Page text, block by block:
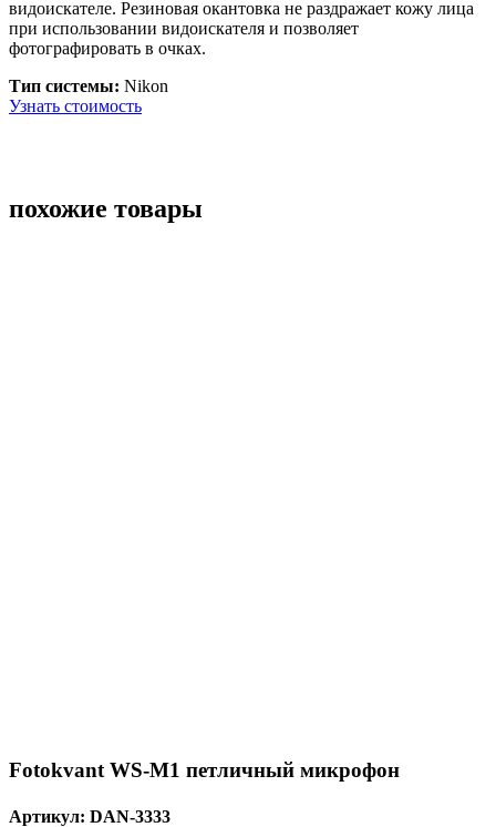
видоискателе. Резиновая окантовка не раздражает кожу лица
при использовании видоискателя и позволяет
фотографировать в очках.
Тип системы: Nikon
Узнать стоимость
похожие товары
Fotokvant WS-M1 петличный микрофон
Артикул: DAN-3333